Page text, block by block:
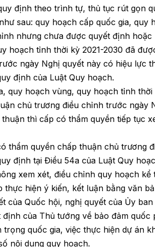
định theo trình tự, thủ tục rút gọn
sau: quy hoạch cấp quốc gia, quy
nhưng chưa được quyết định
hoạch tỉnh thời kỳ 2021-2030 đã
ngày Nghị quyết này có hiệu lực
định của Luật Quy hoạch.
quy hoạch vùng, quy hoạch tỉnh
chủ trương điều chỉnh trước ngày
thì cấp có thẩm quyền tiếp tục
thẩm quyền chấp thuận chủ trương
định tại Điều 54a của Luật Quy
xem xét, điều chỉnh quy hoạch
hiện ý kiến, kết luận bằng văn
của Quốc hội, nghị quyết của Ủy
định của Thủ tướng về bảo đảm
quốc gia, việc thực hiện dự án
nội dung quy hoạch.